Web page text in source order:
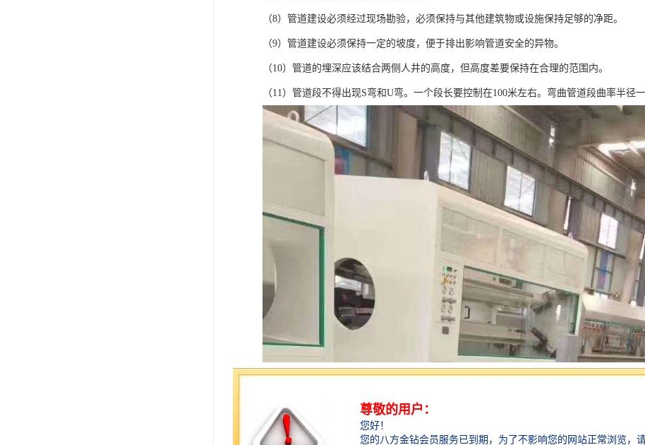
（8）管道建设必须经过现场勘验，必须保持与其他建筑物或设施保持足够的净距。
（9）管道建设必须保持一定的坡度，便于排出影响管道安全的异物。
（10）管道的埋深应该结合两侧人井的高度，但高度差要保持在合理的范围内。
（11）管道段不得出现S弯和U弯。一个段长要控制在100米左右。弯曲管道段曲率半径一